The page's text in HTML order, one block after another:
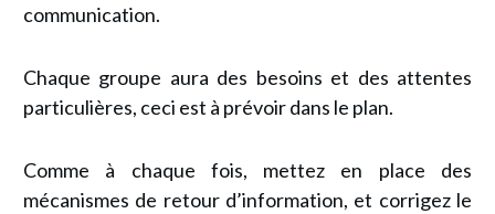
communication.
Chaque groupe aura des besoins et des attentes
particulières, ceci est à prévoir dans le plan.
Comme à chaque fois, mettez en place des
mécanismes de retour d’information, et corrigez le